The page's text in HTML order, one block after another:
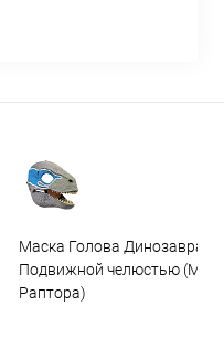
Маска Голова Динозавра с
Подвижной челюстью
Раптора)